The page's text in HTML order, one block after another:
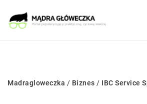
Madragloweczka / Biznes / IBC Service